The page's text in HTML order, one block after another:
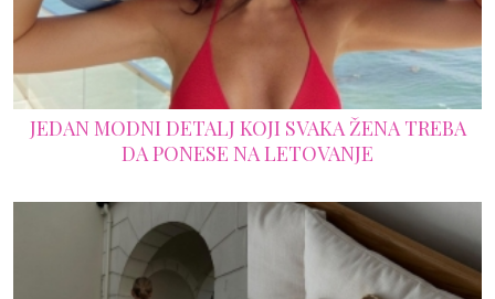
JEDAN MODNI DETALJ KOJI SVAKA ŽENA TREBA
DA PONESE NA LETOVANJE